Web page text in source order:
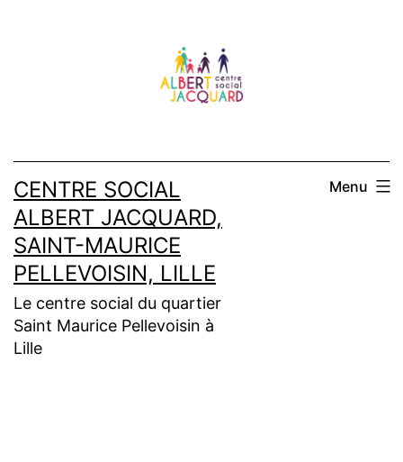
CENTRE SOCIAL
ALBERT JACQUARD,
SAINT-MAURICE
PELLEVOISIN, LILLE
Le centre social du quartier
Saint Maurice Pellevoisin à
Lille
Menu